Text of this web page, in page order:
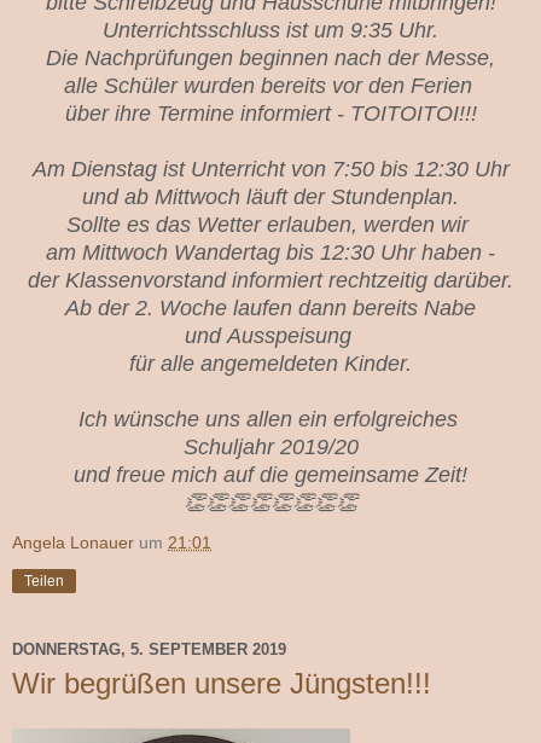
Unterrichtsschluss ist um 9:35 Uhr.
Die Nachprüfungen beginnen nach der Messe,
alle Schüler wurden bereits vor den Ferien
über ihre Termine informiert - TOITOITOI!!!
Am Dienstag ist Unterricht von 7:50 bis 12:30 Uhr
und ab Mittwoch läuft der Stundenplan.
Sollte es das Wetter erlauben, werden wir
am Mittwoch Wandertag bis 12:30 Uhr haben -
der Klassenvorstand informiert rechtzeitig darüber.
Ab der 2. Woche laufen dann bereits Nabe
und Ausspeisung
für alle angemeldeten Kinder.
Ich wünsche uns allen ein erfolgreiches
Schuljahr 2019/20
und freue mich auf die gemeinsame Zeit!
👏👏👏👏👏👏👏👏
Angela Lonauer um 21:01
Teilen
DONNERSTAG, 5. SEPTEMBER 2019
Wir begrüßen unsere Jüngsten!!!